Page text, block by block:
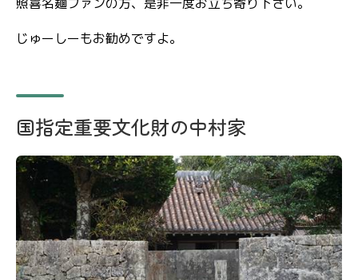
じゅーしーもお勧めですよ。
国指定重要文化財の中村家